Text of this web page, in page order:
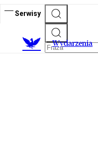
Serwisy
Wydarzenia